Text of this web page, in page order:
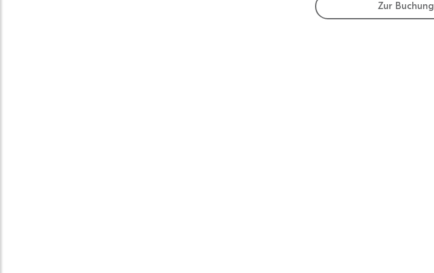
Zur Buchung